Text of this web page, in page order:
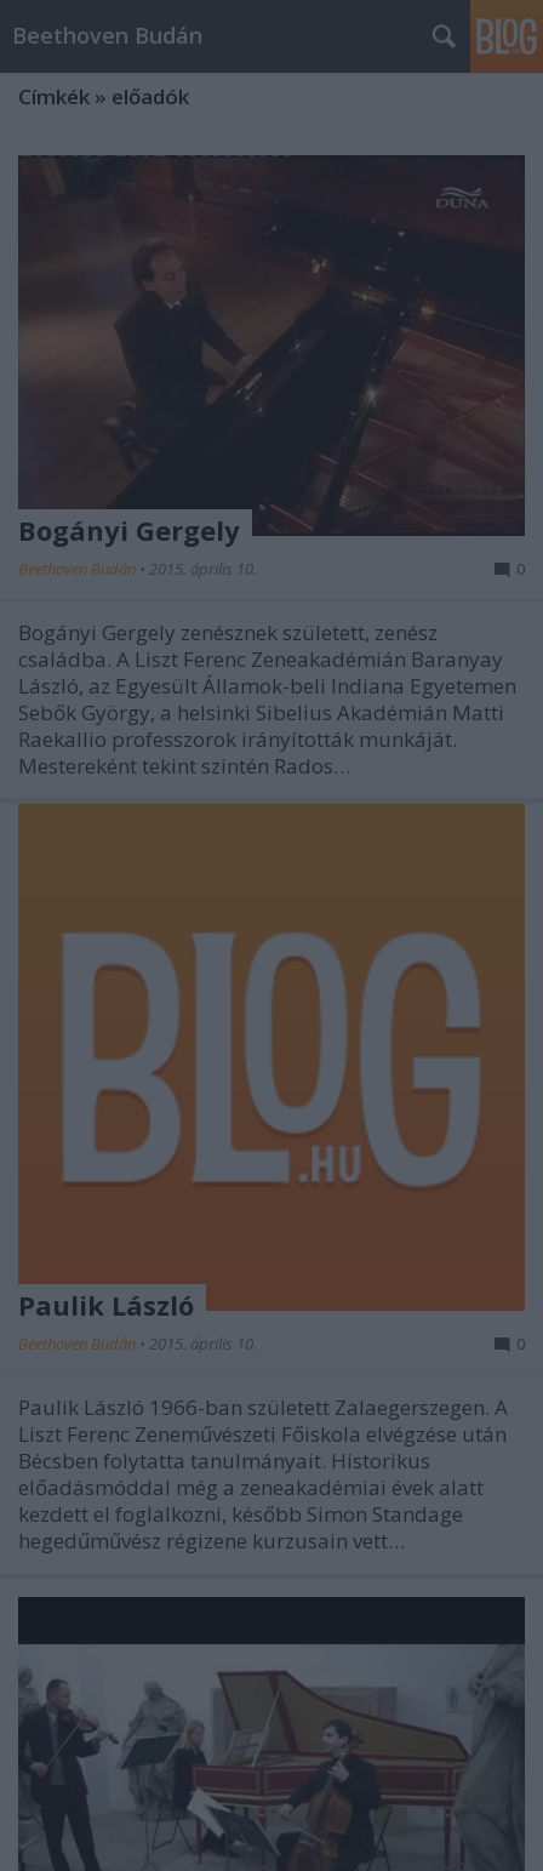
Beethoven Budán
Címkék » előadók
Bogányi Gergely
Beethoven Budán • 2015. április 10. 0
Bogányi Gergely zenésznek született, zenész
családba. A Liszt Ferenc Zeneakadémián Baranyay
László, az Egyesült Államok-beli Indiana Egyetemen
Sebők György, a helsinki Sibelius Akadémián Matti
Raekallio professzorok irányították munkáját.
Mestereként tekint szintén Rados…
Paulik László
Beethoven Budán • 2015. április 10. 0
Paulik László 1966-ban született Zalaegerszegen. A
Liszt Ferenc Zeneművészeti Főiskola elvégzése után
Bécsben folytatta tanulmányait. Historikus
előadásmóddal még a zeneakadémiai évek alatt
kezdett el foglalkozni, később Simon Standage
hegedűművész régizene kurzusain vett…